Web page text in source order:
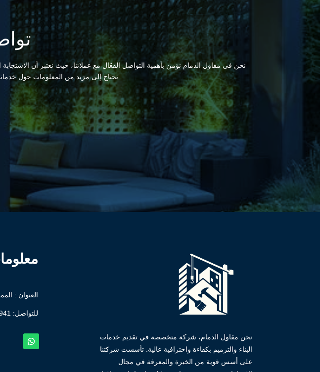
نحن في مقاول الدمام نؤمن بأهمية التواصل الفعّال مع عملائنا، حيث نعتبر أن
تحتاج إلى مزيد من المعلومات حول
العنوان :
للتواصل: ⁦
نحن مقاول الدمام، شركة متخصصة في تقديم خدمات
البناء والترميم بكفاءة واحترافية عالية. تأسست شركتنا
على أسس قوية من الخبرة والمعرفة في مجال